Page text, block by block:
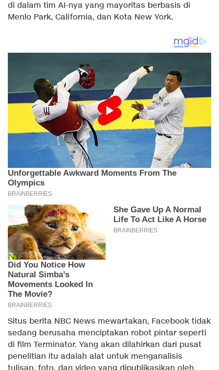
di dalam tim AI-nya yang mayoritas berbasis di
Menlo Park, California, dan Kota New York.
Situs berita NBC News mewartakan, Facebook tidak
sedang berusaha menciptakan robot pintar seperti
di film Terminator. Yang akan dilahirkan dari pusat
penelitian itu adalah alat untuk menganalisis